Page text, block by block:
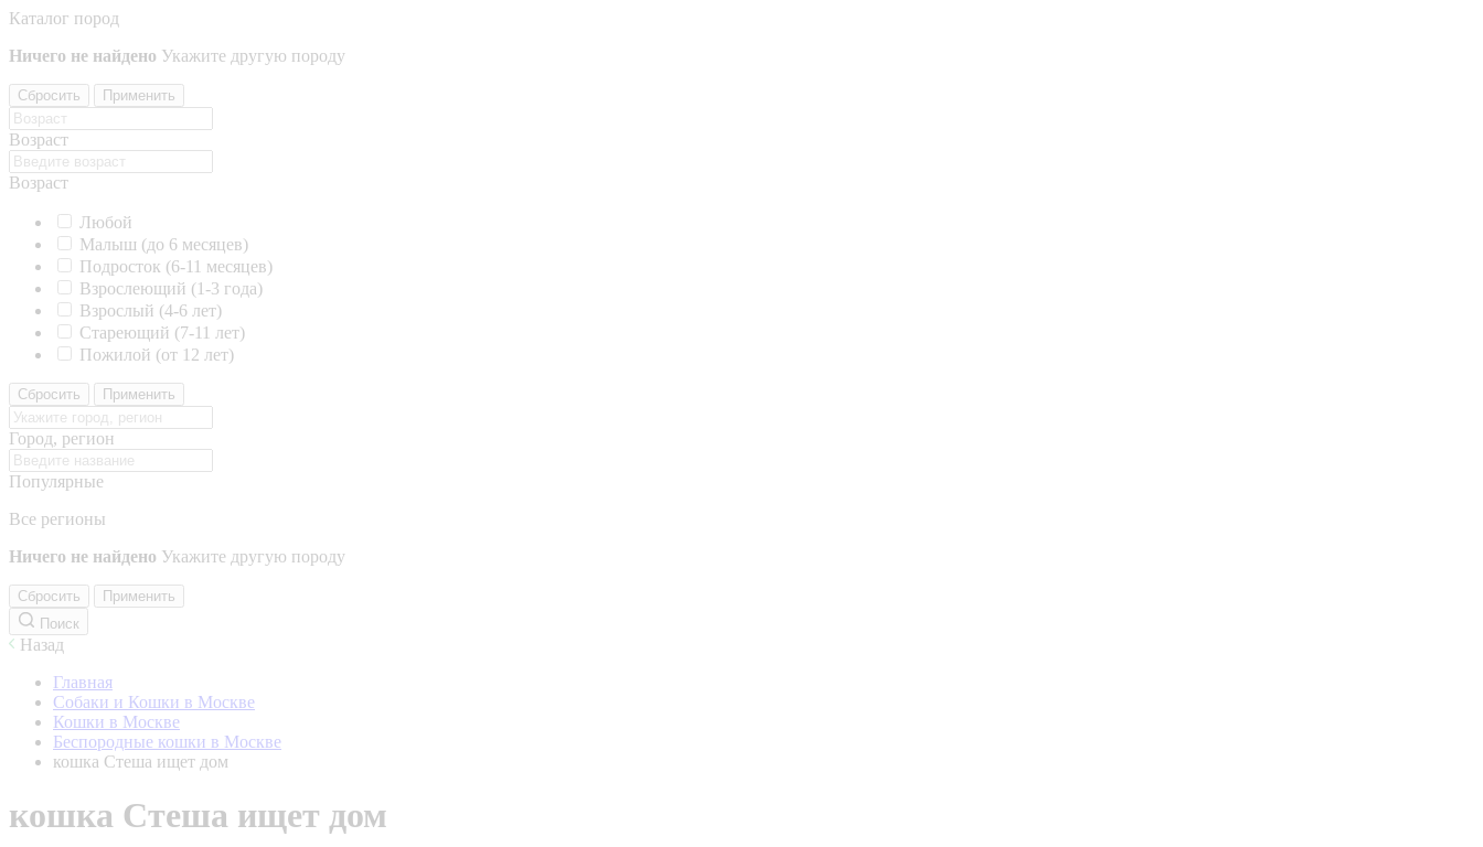
Каталог пород
Ничего не найдено Укажите другую породу
Сбросить Применить
Возраст
Возраст
Любой
Малыш (до 6 месяцев)
Подросток (6-11 месяцев)
Взрослеющий (1-3 года)
Взрослый (4-6 лет)
Стареющий (7-11 лет)
Пожилой (от 12 лет)
Сбросить Применить
Город, регион
Популярные
Все регионы
Ничего не найдено Укажите другую породу
Сбросить
Применить
Поиск
Назад
Главная
Собаки и Кошки в Москве
Кошки в Москве
Беспородные кошки в Москве
кошка Стеша ищет дом
кошка Стеша ищет дом